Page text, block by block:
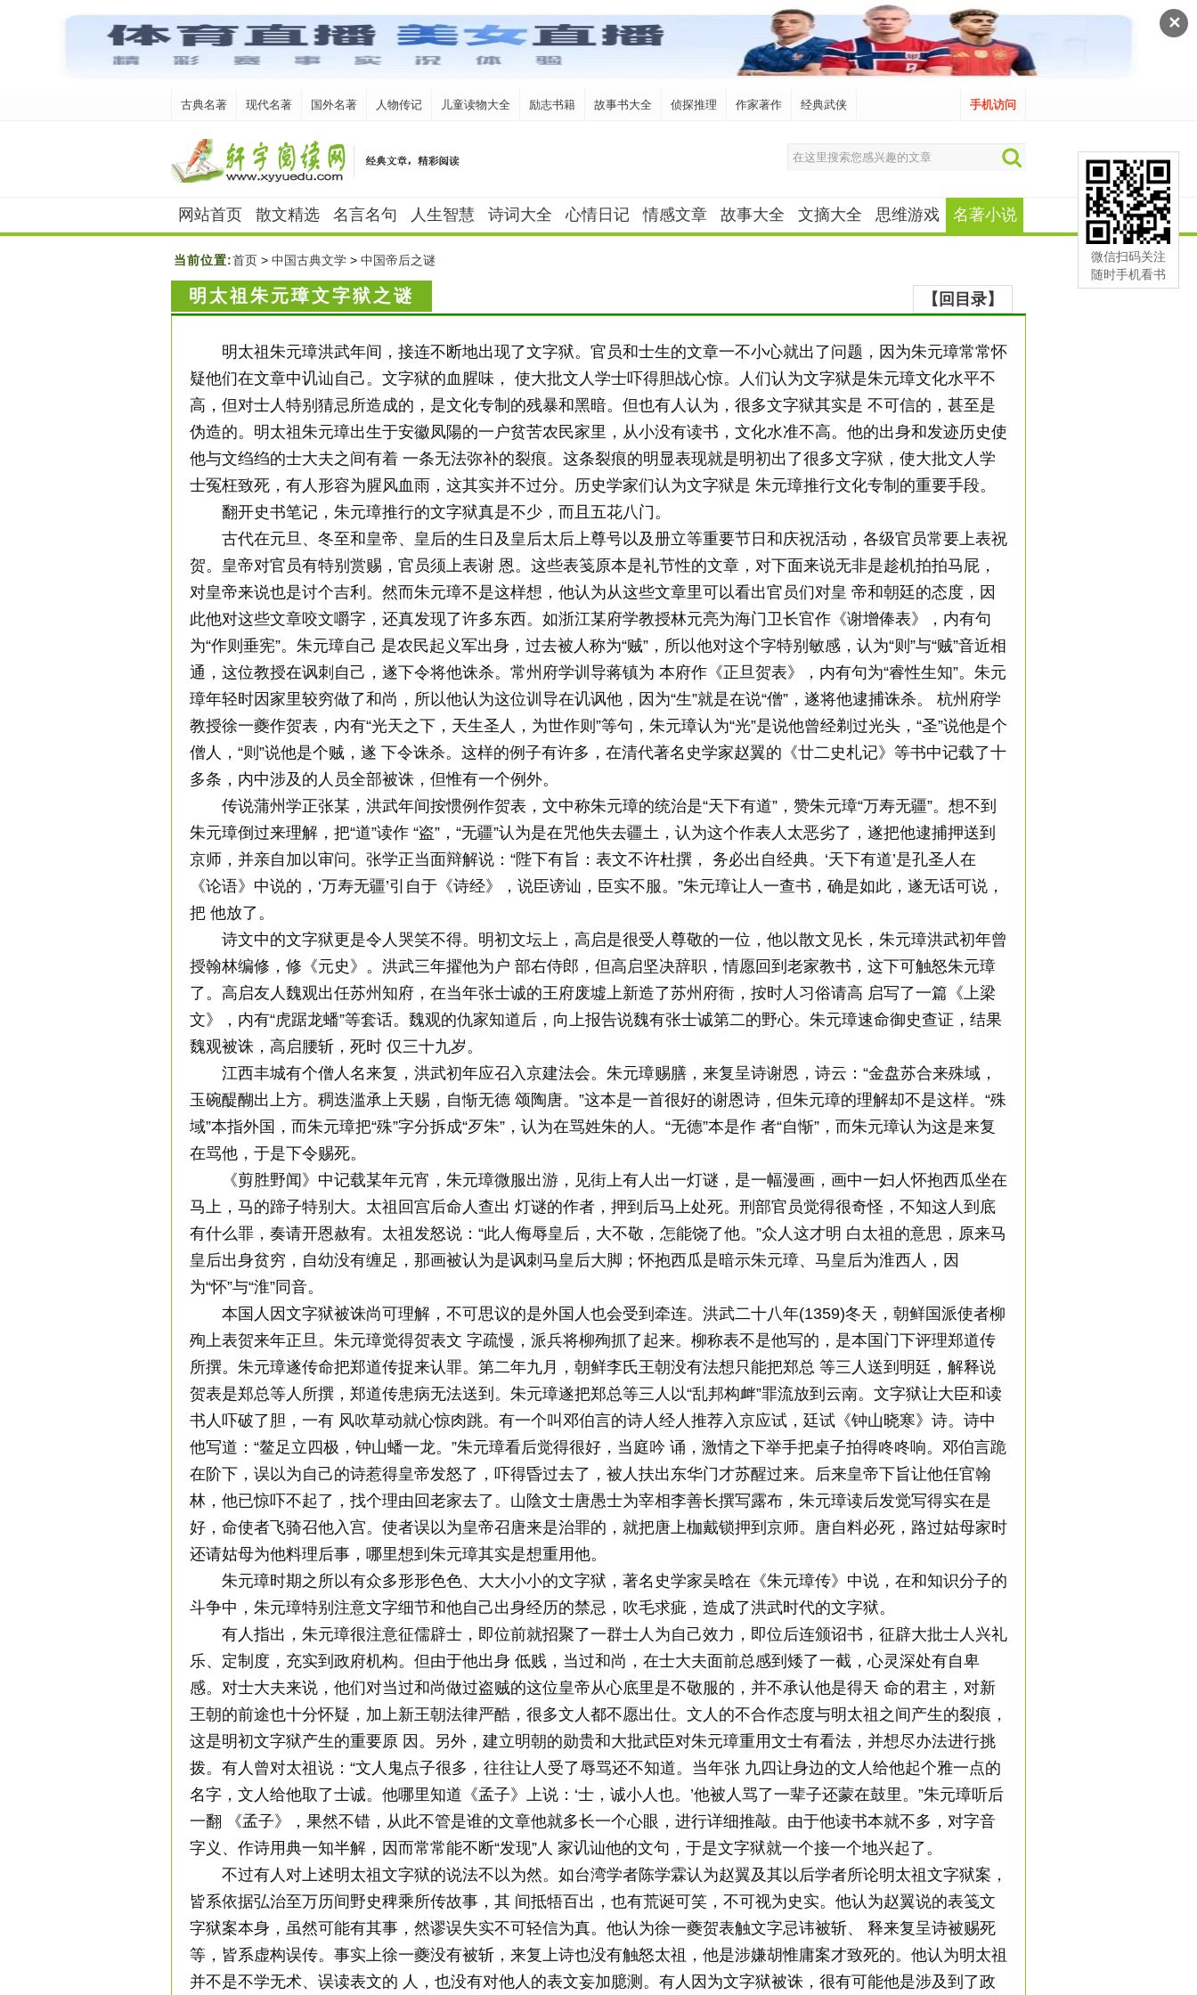
✕
古典名著 现代名著 国外名著 人物传记 儿童读物大全 励志书籍 故事书大全 侦探推理 作家著作 经典武侠 手机访问
网站首页 散文精选 名言名句 人生智慧 诗词大全 心情日记 情感文章 故事大全 文摘大全 思维游戏 名著小说
当前位置:首页> 中国古典文学> 中国帝后之谜
明太祖朱元璋文字狱之谜 【回目录】
明太祖朱元璋洪武年间，接连不断地出现了文字狱。官员和士生的文章一不小心就出了问题，因为朱元璋常常怀
疑他们在文章中讥讪自己。文字狱的血腥味， 使大批文人学士吓得胆战心惊。人们认为文字狱是朱元璋文化水平不
高，但对士人特别猜忌所造成的，是文化专制的残暴和黑暗。但也有人认为，很多文字狱其实是 不可信的，甚至是
伪造的。明太祖朱元璋出生于安徽凤陽的一户贫苦农民家里，从小没有读书，文化水准不高。他的出身和发迹历史使
他与文绉绉的士大夫之间有着 一条无法弥补的裂痕。这条裂痕的明显表现就是明初出了很多文字狱，使大批文人学
士冤枉致死，有人形容为腥风血雨，这其实并不过分。历史学家们认为文字狱是 朱元璋推行文化专制的重要手段。
翻开史书笔记，朱元璋推行的文字狱真是不少，而且五花八门。
古代在元旦、冬至和皇帝、皇后的生日及皇后太后上尊号以及册立等重要节日和庆祝活动，各级官员常要上表祝
贺。皇帝对官员有特别赏赐，官员须上表谢 恩。这些表笺原本是礼节性的文章，对下面来说无非是趁机拍拍马屁，
对皇帝来说也是讨个吉利。然而朱元璋不是这样想，他认为从这些文章里可以看出官员们对皇 帝和朝廷的态度，因
此他对这些文章咬文嚼字，还真发现了许多东西。如浙江某府学教授林元亮为海门卫长官作《谢增俸表》，内有句
为“作则垂宪”。朱元璋自己 是农民起义军出身，过去被人称为“贼”，所以他对这个字特别敏感，认为“则”与“贼”音近相
通，这位教授在讽刺自己，遂下令将他诛杀。常州府学训导蒋镇为 本府作《正旦贺表》，内有句为“睿性生知”。朱元
璋年轻时因家里较穷做了和尚，所以他认为这位训导在讥讽他，因为“生”就是在说“僧”，遂将他逮捕诛杀。 杭州府学
教授徐一夔作贺表，内有“光天之下，天生圣人，为世作则”等句，朱元璋认为“光”是说他曾经剃过光头，“圣”说他是个
僧人，“则”说他是个贼，遂 下令诛杀。这样的例子有许多，在清代著名史学家赵翼的《廿二史札记》等书中记载了十
多条，内中涉及的人员全部被诛，但惟有一个例外。
传说蒲州学正张某，洪武年间按惯例作贺表，文中称朱元璋的统治是“天下有道”，赞朱元璋“万寿无疆”。想不到
朱元璋倒过来理解，把“道”读作 “盗”，“无疆”认为是在咒他失去疆土，认为这个作表人太恶劣了，遂把他逮捕押送到
京师，并亲自加以审问。张学正当面辩解说：“陛下有旨：表文不许杜撰， 务必出自经典。‘天下有道’是孔圣人在
《论语》中说的，‘万寿无疆’引自于《诗经》，说臣谤讪，臣实不服。”朱元璋让人一查书，确是如此，遂无话可说，
把 他放了。
诗文中的文字狱更是令人哭笑不得。明初文坛上，高启是很受人尊敬的一位，他以散文见长，朱元璋洪武初年曾
授翰林编修，修《元史》。洪武三年擢他为户 部右侍郎，但高启坚决辞职，情愿回到老家教书，这下可触怒朱元璋
了。高启友人魏观出任苏州知府，在当年张士诚的王府废墟上新造了苏州府衙，按时人习俗请高 启写了一篇《上梁
文》，内有“虎踞龙蟠”等套话。魏观的仇家知道后，向上报告说魏有张士诚第二的野心。朱元璋速命御史查证，结果
魏观被诛，高启腰斩，死时 仅三十九岁。
江西丰城有个僧人名来复，洪武初年应召入京建法会。朱元璋赐膳，来复呈诗谢恩，诗云：“金盘苏合来殊域，
玉碗醍醐出上方。稠迭滥承上天赐，自惭无德 颂陶唐。”这本是一首很好的谢恩诗，但朱元璋的理解却不是这样。“殊
域”本指外国，而朱元璋把“殊”字分拆成“歹朱”，认为在骂姓朱的人。“无德”本是作 者“自惭”，而朱元璋认为这是来复
在骂他，于是下令赐死。
《剪胜野闻》中记载某年元宵，朱元璋微服出游，见街上有人出一灯谜，是一幅漫画，画中一妇人怀抱西瓜坐在
马上，马的蹄子特别大。太祖回宫后命人查出 灯谜的作者，押到后马上处死。刑部官员觉得很奇怪，不知这人到底
有什么罪，奏请开恩赦宥。太祖发怒说：“此人侮辱皇后，大不敬，怎能饶了他。”众人这才明 白太祖的意思，原来马
皇后出身贫穷，自幼没有缠足，那画被认为是讽刺马皇后大脚；怀抱西瓜是暗示朱元璋、马皇后为淮西人，因
为“怀”与“淮”同音。
本国人因文字狱被诛尚可理解，不可思议的是外国人也会受到牵连。洪武二十八年(1359)冬天，朝鲜国派使者柳
殉上表贺来年正旦。朱元璋觉得贺表文 字疏慢，派兵将柳殉抓了起来。柳称表不是他写的，是本国门下评理郑道传
所撰。朱元璋遂传命把郑道传捉来认罪。第二年九月，朝鲜李氏王朝没有法想只能把郑总 等三人送到明廷，解释说
贺表是郑总等人所撰，郑道传患病无法送到。朱元璋遂把郑总等三人以“乱邦构衅”罪流放到云南。文字狱让大臣和读
书人吓破了胆，一有 风吹草动就心惊肉跳。有一个叫邓伯言的诗人经人推荐入京应试，廷试《钟山晓寒》诗。诗中
他写道：“鳌足立四极，钟山蟠一龙。”朱元璋看后觉得很好，当庭吟 诵，激情之下举手把桌子拍得咚咚响。邓伯言跪
在阶下，误以为自己的诗惹得皇帝发怒了，吓得昏过去了，被人扶出东华门才苏醒过来。后来皇帝下旨让他任官翰
林，他已惊吓不起了，找个理由回老家去了。山陰文士唐愚士为宰相李善长撰写露布，朱元璋读后发觉写得实在是
好，命使者飞骑召他入宫。使者误以为皇帝召唐来是治罪的，就把唐上枷戴锁押到京师。唐自料必死，路过姑母家时
还请姑母为他料理后事，哪里想到朱元璋其实是想重用他。
朱元璋时期之所以有众多形形色色、大大小小的文字狱，著名史学家吴晗在《朱元璋传》中说，在和知识分子的
斗争中，朱元璋特别注意文字细节和他自己出身经历的禁忌，吹毛求疵，造成了洪武时代的文字狱。
有人指出，朱元璋很注意征儒辟士，即位前就招聚了一群士人为自己效力，即位后连颁诏书，征辟大批士人兴礼
乐、定制度，充实到政府机构。但由于他出身 低贱，当过和尚，在士大夫面前总感到矮了一截，心灵深处有自卑
感。对士大夫来说，他们对当过和尚做过盗贼的这位皇帝从心底里是不敬服的，并不承认他是得天 命的君主，对新
王朝的前途也十分怀疑，加上新王朝法律严酷，很多文人都不愿出仕。文人的不合作态度与明太祖之间产生的裂痕，
这是明初文字狱产生的重要原 因。另外，建立明朝的勋贵和大批武臣对朱元璋重用文士有看法，并想尽办法进行挑
拨。有人曾对太祖说：“文人鬼点子很多，往往让人受了辱骂还不知道。当年张 九四让身边的文人给他起个雅一点的
名字，文人给他取了士诚。他哪里知道《孟子》上说：‘士，诚小人也。’他被人骂了一辈子还蒙在鼓里。”朱元璋听后
一翻 《孟子》，果然不错，从此不管是谁的文章他就多长一个心眼，进行详细推敲。由于他读书本就不多，对字音
字义、作诗用典一知半解，因而常常能不断“发现”人 家讥讪他的文句，于是文字狱就一个接一个地兴起了。
不过有人对上述明太祖文字狱的说法不以为然。如台湾学者陈学霖认为赵翼及其以后学者所论明太祖文字狱案，
皆系依据弘治至万历间野史稗乘所传故事，其 间抵牾百出，也有荒诞可笑，不可视为史实。他认为赵翼说的表笺文
字狱案本身，虽然可能有其事，然谬误失实不可轻信为真。他认为徐一夔贺表触文字忌讳被斩、 释来复呈诗被赐死
等，皆系虚构误传。事实上徐一夔没有被斩，来复上诗也没有触怒太祖，他是涉嫌胡惟庸案才致死的。他认为明太祖
并不是不学无术、误读表文的 人，也没有对他人的表文妄加臆测。有人因为文字狱被诛，很有可能他是涉及到了政
微信扫码关注
随时手机看书